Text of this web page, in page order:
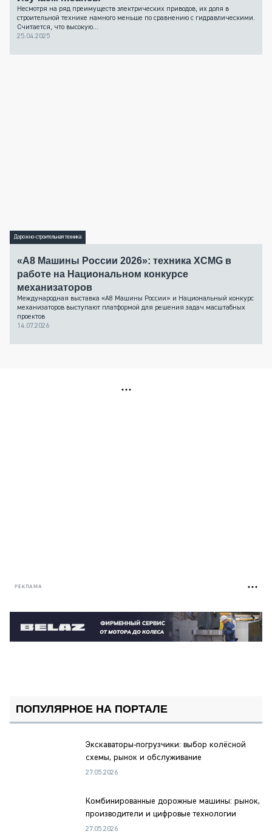
Несмотря на ряд преимуществ электрических приводов, их доля в
строительной технике намного меньше по сравнению с гидравлическими.
Считается, что высокую...
25.04.2025
Дорожно-строительная техника
«А8 Машины России 2026»: техника XCMG в
работе на Национальном конкурсе
механизаторов
Международная выставка «А8 Машины России» и Национальный конкурс
механизаторов выступают платформой для решения задач масштабных
проектов
14.07.2026
РЕКЛАМА
ПОПУЛЯРНОЕ НА ПОРТАЛЕ
Экскаваторы-погрузчики: выбор колёсной
схемы, рынок и обслуживание
27.05.2026
Комбинированные дорожные машины: рынок,
производители и цифровые технологии
27.05.2026